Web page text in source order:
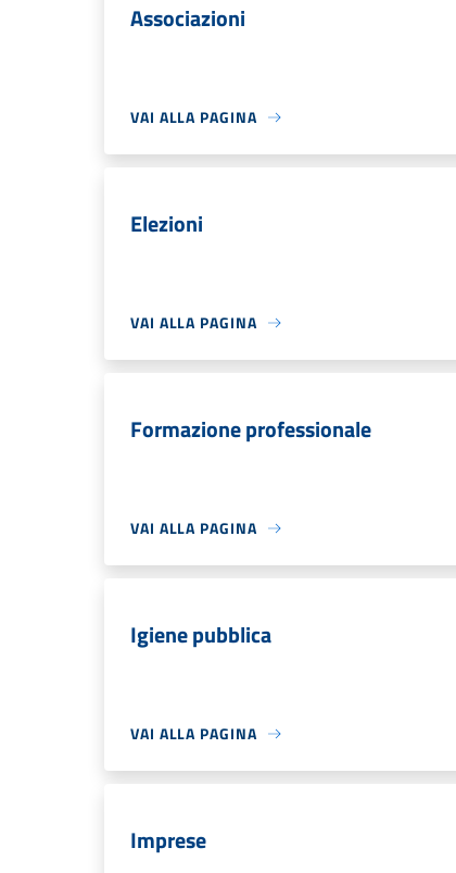
Associazioni
VAI ALLA PAGINA
Elezioni
VAI ALLA PAGINA
Formazione professionale
VAI ALLA PAGINA
Igiene pubblica
VAI ALLA PAGINA
Imprese